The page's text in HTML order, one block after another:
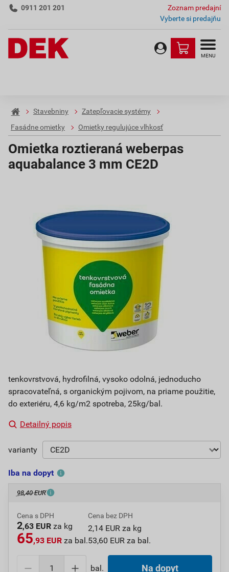
0911 201 201
Zoznam predajní
Vyberte si predajňu
MENU
Stavebniny
Zatepľovacie systémy
Fasádne omietky
Omietky regulujúce vlhkosť
Omietka roztieraná weberpas
aquabalance 3 mm CE2D
tenkovrstvová, hydrofilná, vysoko odolná, jednoducho
spracovateľná, s organickým pojivom, na priame použitie,
do exteriéru, 4,6 kg/m2 spotreba, 25kg/bal.
Detailný popis
varianty
Iba na dopyt
98,40 EUR
Cena s DPH
2,63 EUR za kg
65,93 EUR za bal.
Cena bez DPH
2,14 EUR za kg
53,60 EUR za bal.
bal. Na dopyt